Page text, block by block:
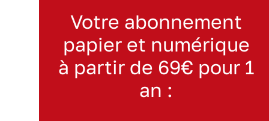
Votre abonnement
papier et numérique
à partir de 69€ pour 1
an :